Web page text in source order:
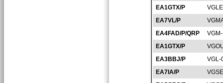
EA1GTX/P
EA7VL/P
EA4FAD/P/QRP
EA1GTX/P
EA3BBJ/P
VGL-
EA7IA/P